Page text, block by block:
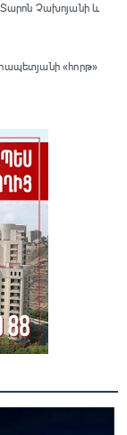
Չախոյանի և
«հորթ»